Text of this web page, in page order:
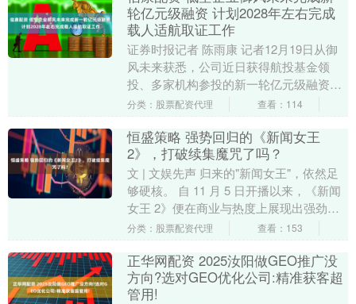
轮亿元级融资 计划2028年左右完成
载人适航取证工作
证券时报记者 陈雨康 记者12月19日从御
风未来获悉，公司近日获得航投基金领
投、多家机构参投的新一轮亿元级融资。
据公司介绍，本轮资金将主要用于推进自
分类：股票配资代理 查看：114
恒盛策略 强势回归的《新闻女王
2》，打破续集魔咒了吗？
文 | 文娱先声 归来的"新闻女王"，依然足
够硬核。 自 11 月 5 日开播以来，《新闻
女王 2》便在商业与热度上展现出强劲势
头。商业上，剧集未播先热，开播前....
分类：股票配资代理 查看：153
正华网配资 2025汝阳做GEO推广没
方向?选对GEO优化公司:精准获客超
管用!